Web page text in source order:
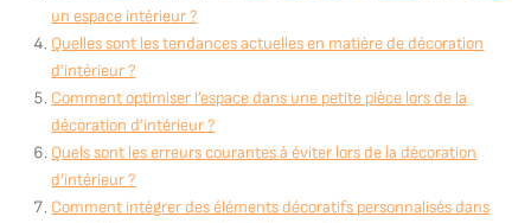
un espace intérieur ?
Quelles sont les tendances actuelles en matière de décoration
d’intérieur ?
Comment optimiser l’espace dans une petite pièce lors de la
décoration d’intérieur ?
Quels sont les erreurs courantes à éviter lors de la décoration
d’intérieur ?
Comment intégrer des éléments décoratifs personnalisés dans